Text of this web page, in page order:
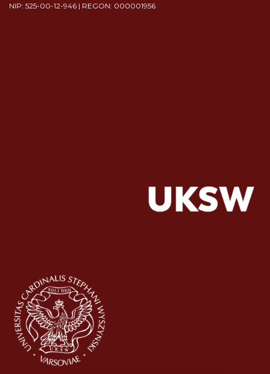
NIP: 525-00-12-946 | REGON: 000001956